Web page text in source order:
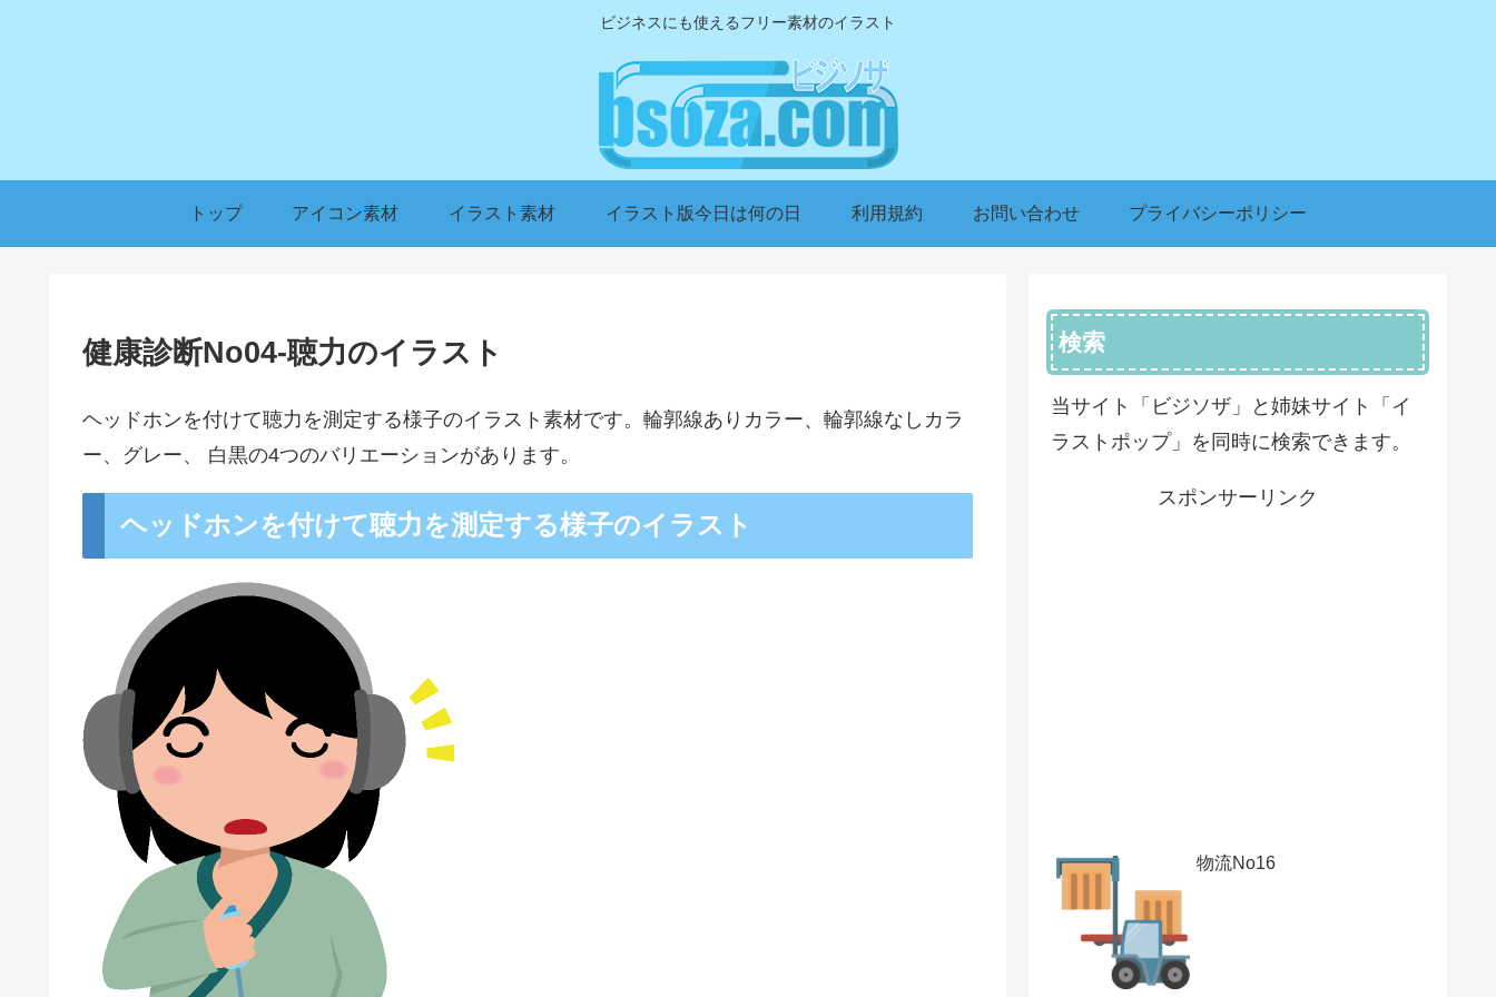
ビジネスにも使えるフリー素材のイラスト
トップ アイコン素材 イラスト素材 イラスト版今日は何の日 利用規約 お問い合わせ プライバシーポリシー
健康診断No04-聴力のイラスト
ヘッドホンを付けて聴力を測定する様子のイラスト素材です。輪郭線ありカラー、輪郭線なしカラ
ー、グレー、 白黒の4つのバリエーションがあります。
ヘッドホンを付けて聴力を測定する様子のイラスト
検索
当サイト「ビジソザ」と姉妹サイト「イ
ラストポップ」を同時に検索できます。
スポンサーリンク
物流No16